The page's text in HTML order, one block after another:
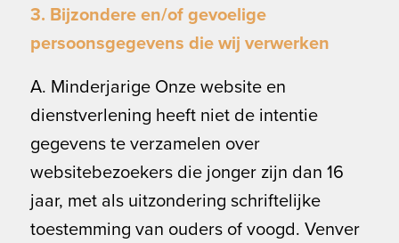
3. Bijzondere en/of gevoelige
persoonsgegevens die wij verwerken
A. Minderjarige Onze website en
dienstverlening heeft niet de intentie
gegevens te verzamelen over
websitebezoekers die jonger zijn dan 16
jaar, met als uitzondering schriftelijke
toestemming van ouders of voogd. Venver